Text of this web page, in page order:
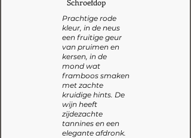
Schroefdop
Prachtige rode
kleur, in de neus
een fruitige geur
van pruimen en
kersen, in de
mond wat
framboos smaken
met zachte
kruidige hints. De
wijn heeft
zijdezachte
tannines en een
elegante afdronk.